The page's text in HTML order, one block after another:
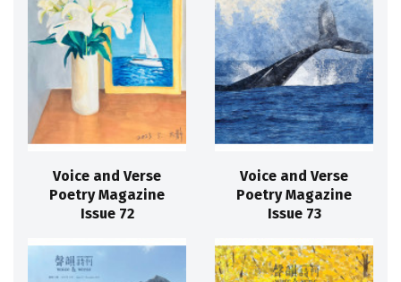
Voice and Verse
Poetry Magazine
Issue 72
Voice and Verse
Poetry Magazine
Issue 73